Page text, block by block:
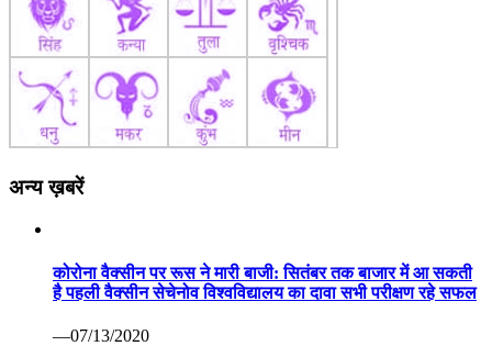
अन्य ख़बरें
कोरोना वैक्सीन पर रूस ने मारी बाजी: सितंबर तक बाजार में आ सकती
है पहली वैक्सीन सेचेनोव विश्वविद्यालय का दावा सभी परीक्षण रहे सफल
—07/13/2020